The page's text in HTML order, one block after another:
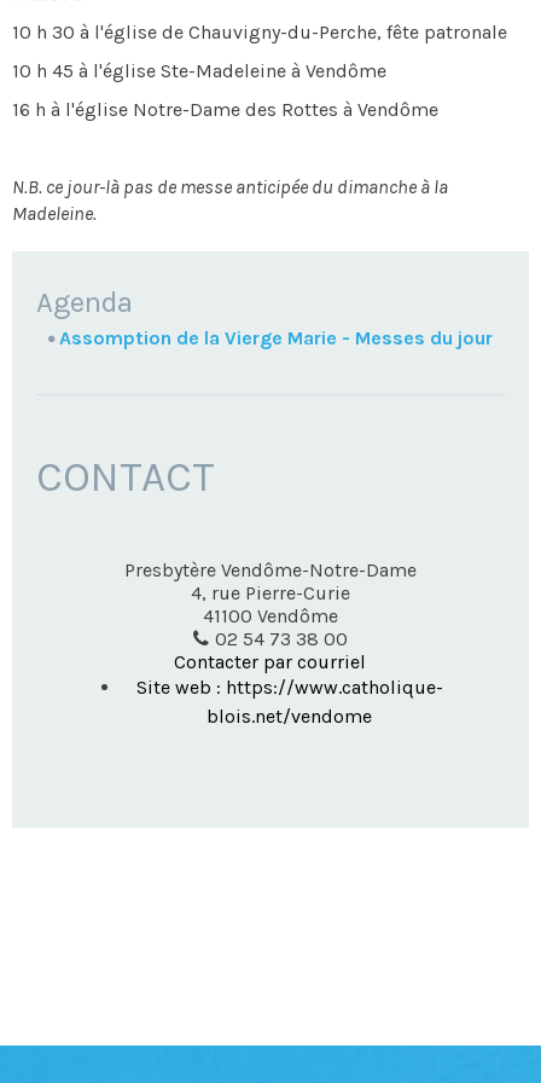
10 h 30 à l'église de Chauvigny-du-Perche, fête patronale
10 h 45 à l'église Ste-Madeleine à Vendôme
16 h à l'église Notre-Dame des Rottes à Vendôme
N.B. ce jour-là pas de messe anticipée du dimanche à la
Madeleine.
NAVIGATION
Agenda
Assomption de la Vierge Marie - Messes du jour
CONTACT
Presbytère Vendôme-Notre-Dame
4, rue Pierre-Curie
41100 Vendôme
02 54 73 38 00
Contacter par courriel
Site web : https://www.catholique-
blois.net/vendome